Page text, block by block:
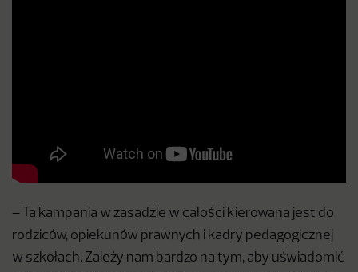
– Ta kampania w zasadzie w całości kierowana jest do
rodziców, opiekunów prawnych i kadry pedagogicznej
w szkołach. Zależy nam bardzo na tym, aby uświadomić